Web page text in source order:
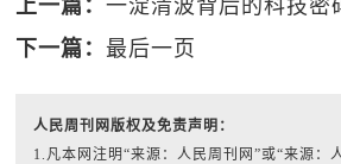
上一篇：一淀清波背后的科技密
下一篇：最后一页
人民周刊网版权及免责声明：
1.凡本网注明“来源：人民周刊网”或“来源：